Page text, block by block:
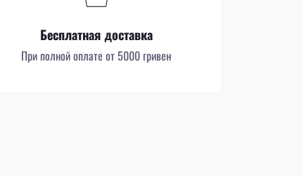
Бесплатная доставка
При полной оплате от 5000 гривен